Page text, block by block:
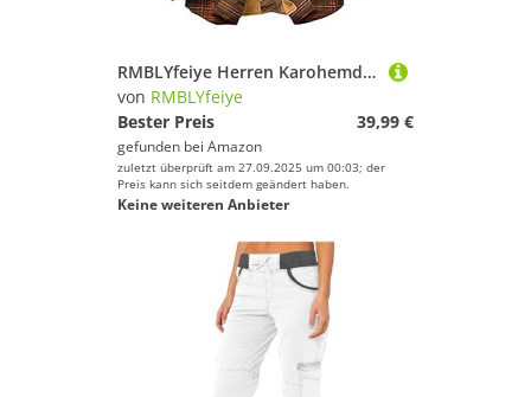
RMBLYfeiye Herren Karohemd Winter Thermohemd Kapuzenhemd Herbst Hemdjacke Dünner Gesteppte Gefütterte Leichte Freizeitjacke Schützendem Holzfällerhemd Kariertes Arbeitshemd
von RMBLYfeiye
Bester Preis
39,99 €
gefunden bei Amazon
zuletzt überprüft am 27.09.2025 um 00:03; der
Preis kann sich seitdem geändert haben.
Keine weiteren Anbieter